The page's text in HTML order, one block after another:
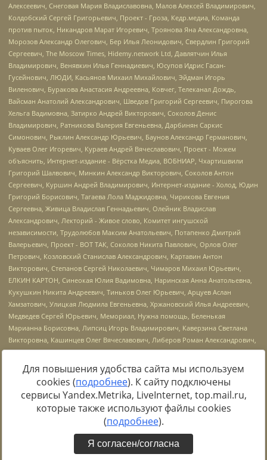
https://minjust.gov.ru/uploaded/files/reestr-
inostrannyih-agentov-22-03-2024.pdfданные на22.03.2024
Для повышения удобства сайта мы используем
cookies (подробнее). К сайту подключены
сервисы Yandex.Metrika, LiveInternet, top.mail.ru,
которые также используют файлы cookies
(подробнее).
Я согласен/согласна